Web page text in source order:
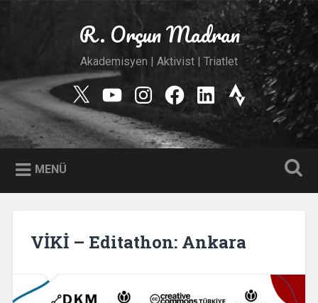
R. Orçun Madran
Akademisyen | Aktivist | Triatlet
TwitterYouTube
Instagram
Facebook
Linkedin
Strava
MENÜ
VİKİ – Editathon: Ankara